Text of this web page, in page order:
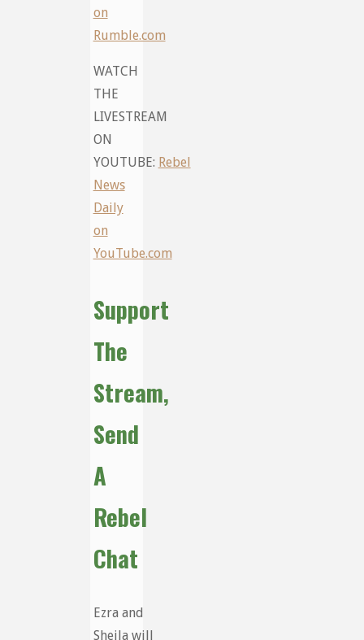
on
Rumble.com
WATCH
THE
LIVESTREAM
ON
YOUTUBE: Rebel
News
Daily
on
YouTube.com
Support
The
Stream,
Send
A
Rebel
Chat
Ezra and
Sheila will